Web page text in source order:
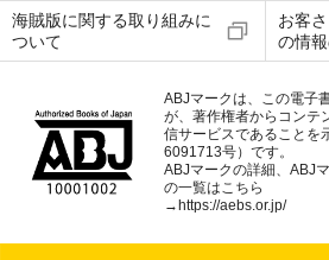
海賊版に関する取り組みに
ついて
お客
の情
ABJマークは、この電子
が、著作権者からコンテ
信サービスであることを
6091713号）です。
ABJマークの詳細、ABJ
の一覧はこちら
→ https://aebs.or.jp/